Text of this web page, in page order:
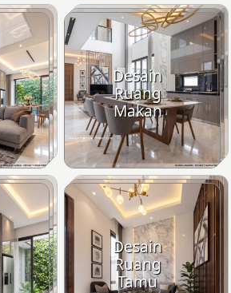
Desain
Ruang
Makan
Desain
Ruang
Tamu